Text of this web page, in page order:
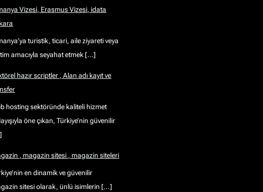
Vizesi, Erasmus Vizesi, idata
turistik, ticari, aile ziyareti veya
amacıyla seyahat etmek […]
hazır scriptler , Alan adı kayıt ve
hosting sektöründe kaliteli hizmet
öne çıkan, Türkiye’nin güvenilir
, magazin sitesi , magazin siteleri
en dinamik ve güvenilir
sitesi olarak, ünlü isimlerin […]